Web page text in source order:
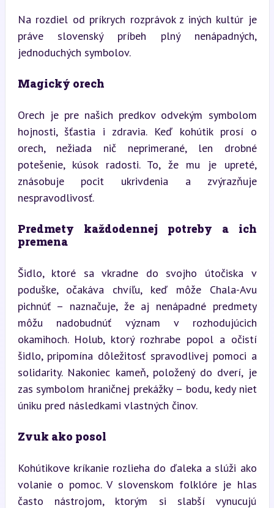
Na rozdiel od príkrych rozprávok z iných kultúr je
práve slovenský príbeh plný nenápadných,
jednoduchých symbolov.
Magický orech
Orech je pre našich predkov odvekým symbolom
hojnosti, šťastia i zdravia. Keď kohútik prosí o
orech, nežiada nič neprimerané, len drobné
potešenie, kúsok radosti. To, že mu je upreté,
znásobuje pocit ukrivdenia a zvýrazňuje
nespravodlivosť.
Predmety každodennej potreby a ich
premena
Šidlo, ktoré sa vkradne do svojho útočiska v
poduške, očakáva chvíľu, keď môže Chala-Avu
pichnúť – naznačuje, že aj nenápadné predmety
môžu nadobudnúť význam v rozhodujúcich
okamihoch. Holub, ktorý rozhrabe popol a očistí
šidlo, pripomína dôležitosť spravodlivej pomoci a
solidarity. Nakoniec kameň, položený do dverí, je
zas symbolom hraničnej prekážky – bodu, kedy niet
úniku pred následkami vlastných činov.
Zvuk ako posol
Kohútikove kríkanie rozlieha do ďaleka a slúži ako
volanie o pomoc. V slovenskom folklóre je hlas
často nástrojom, ktorým si slabší vynucujú